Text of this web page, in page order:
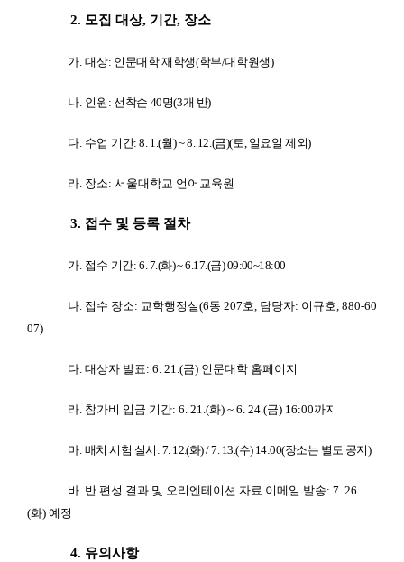
2. 모집 대상, 기간, 장소
가. 대상: 인문대학 재학생(학부/대학원생)
나. 인원 : 선착순 40명(3개 반)
다. 수업 기간: 8. 1.(월) ~ 8. 12.(금)(토, 일요일 제외)
라. 장소: 서울대학교 언어교육원
3. 접수 및 등록 절차
가. 접수 기간: 6. 7.(화) ~ 6.17.(금) 09:00~18:00
나. 접수 장소: 교학행정실(6동 207호, 담당자: 이규호, 880-60
07)
다. 대상자 발표: 6. 21.(금) 인문대학 홈페이지
라. 참가비 입금 기간: 6. 21.(화) ~ 6. 24.(금) 16:00까지
마. 배치 시험 실시: 7. 12.(화) / 7. 13.(수) 14:00(장소는 별도 공지)
바. 반 편성 결과 및 오리엔테이션 자료 이메일 발송: 7. 26.
(화) 예정
4. 유의사항